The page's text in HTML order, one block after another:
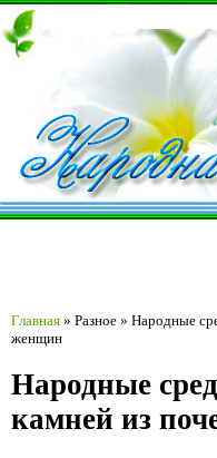
Главная » Разное » Народные
женщин
Народные
камней из